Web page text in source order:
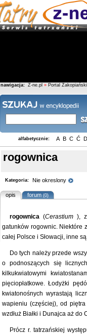
nawigacja: Z-ne.pl » Portal Zakopiański
alfabetycznie: A B C Ć D
rogownica
Kategoria: Nie okreslony
opis forum(0)
rogownica (Cerastium ),
gatunków rogownic. Niektóre
całej Polsce i Słowacji, inne
Do tych należy przede
o podnoszących się
kilkukwiatowymi
pięciopłatkowe. Łodyżki
kwiatonośnych wyrastają
wapieniu (częściej), od
wzdłuż Białki i Dunajca aż do
Prócz r. tatrzańskiej